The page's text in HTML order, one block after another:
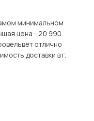
минимальном
цена - 20 990
отлично
доставки в г.